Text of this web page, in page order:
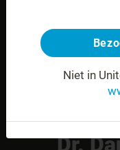
Dr.
Niet in